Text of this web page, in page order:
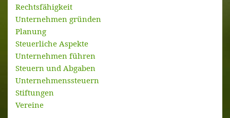
Rechtsfähigkeit
Unternehmen gründen
Planung
Steuerliche Aspekte
Unternehmen führen
Steuern und Abgaben
Unternehmenssteuern
Stiftungen
Vereine